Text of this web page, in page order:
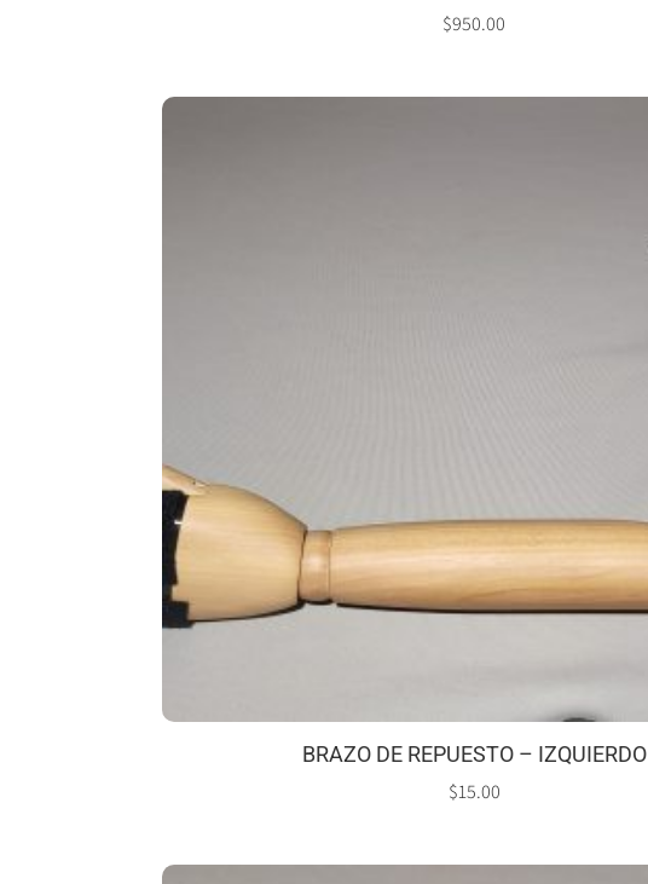
$950.00
BRAZO DE REPUESTO – IZQUIERDO
$15.00